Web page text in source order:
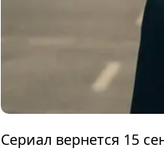
Сериал вернется 15